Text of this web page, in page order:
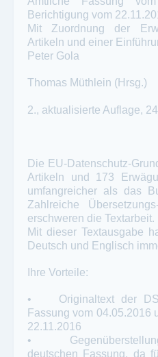
Berichtigung vom
Mit Zuordnung der
Artikeln und einer
Peter Gola
Thomas Müthlein (Hrsg.)
2., aktualisierte Auflage,
Die EU-Datenschutz-
Artikeln und 173
umfangreicher als das
Zahlreiche
erschweren die Textarbeit.
Mit dieser Textausgabe
Deutsch und Englisch
Ihre Vorteile:
• Originaltext der
Fassung vom 04.05.2016
22.11.2016
•
deutschen Fassung, da